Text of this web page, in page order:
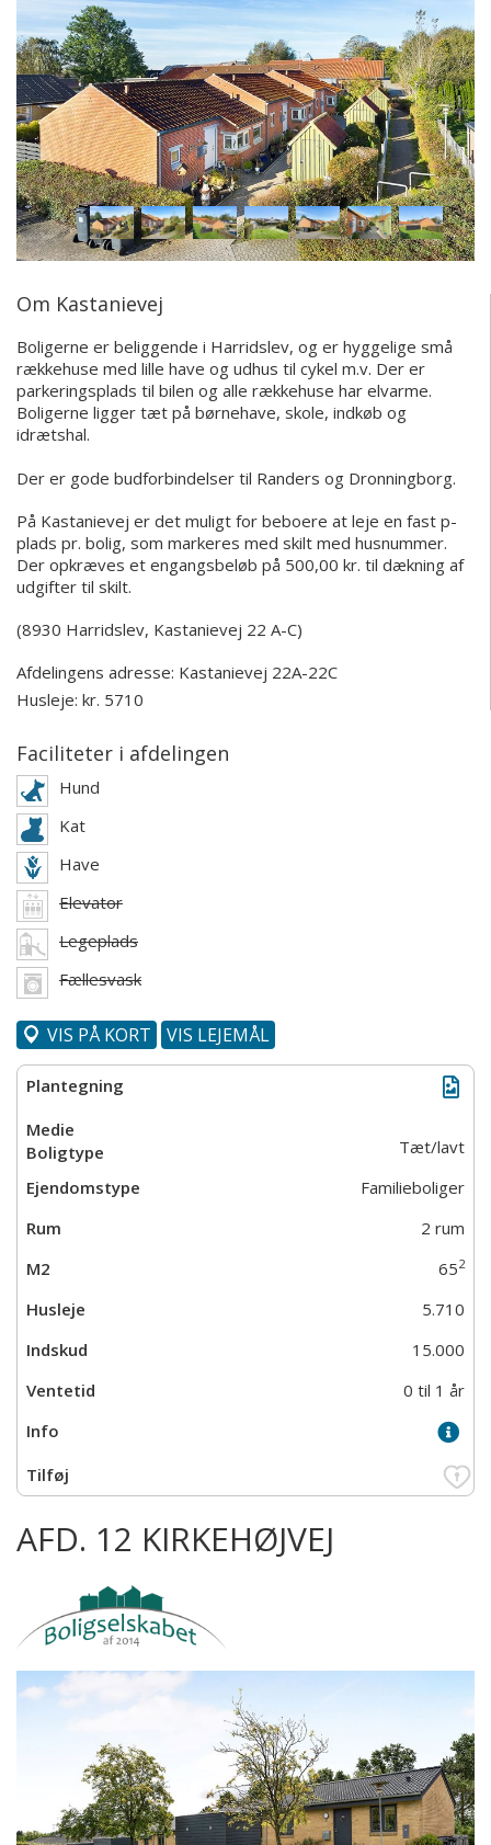
Om Kastanievej
Boligerne er beliggende i Harridslev, og er hyggelige små
rækkehuse med lille have og udhus til cykel m.v. Der er
parkeringsplads til bilen og alle rækkehuse har elvarme.
Boligerne ligger tæt på børnehave, skole, indkøb og
idrætshal.
Der er gode budforbindelser til Randers og Dronningborg.
På Kastanievej er det muligt for beboere at leje en fast p-
plads pr. bolig, som markeres med skilt med husnummer.
Der opkræves et engangsbeløb på 500,00 kr. til dækning af
udgifter til skilt.
(8930 Harridslev, Kastanievej 22 A-C)
Afdelingens adresse: Kastanievej 22A-22C
Husleje: kr. 5710
Faciliteter i afdelingen
Hund
Kat
Have
Elevator
Legeplads
Fællesvask
VIS PÅ KORT VIS LEJEMÅL
Tæt/lavt
Familieboliger
2 rum
652
5.710
15.000
0 til 1 år
AFD. 12 KIRKEHØJVEJ